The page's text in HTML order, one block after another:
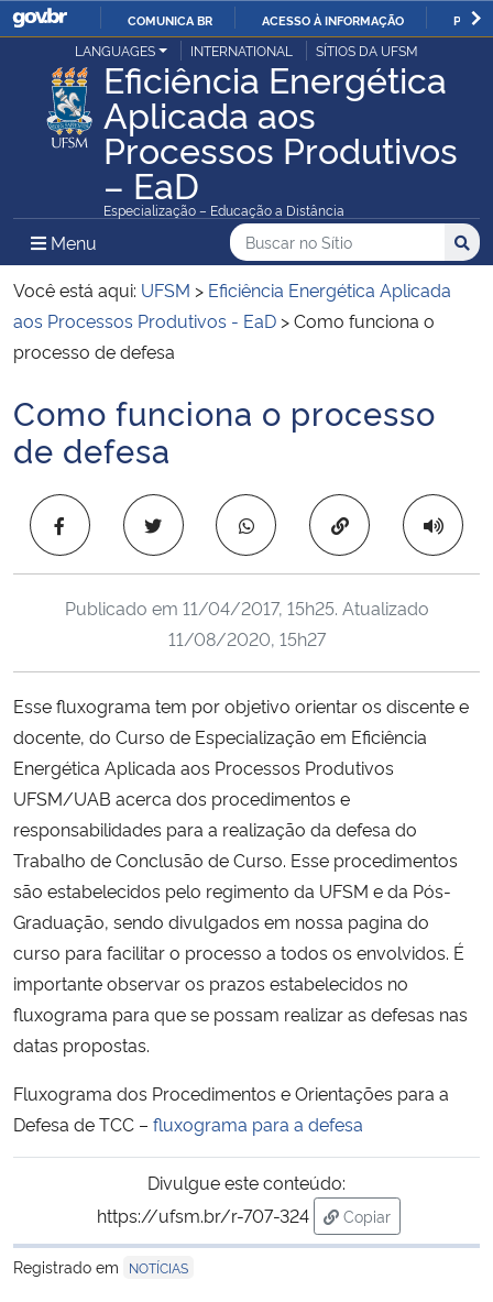
IR
PARA
O
CONTEÚDO
COMUNICA BR ACESSO À INFORMAÇÃO
Ministério da Justiça e Segurança Pública
Ministério da Defesa
Ministério das Relações Exteriores
Ministério da Educação
Ministério da Cidadania
Ministério da Saúde
Ministério do Meio Ambiente
Ministério do Turismo
Ministério do Desenvolvimento Regional
Controladoria-Geral da União
Ministério da Mulher, da Família e dos Direitos Humanos
Secretaria-Geral
Secretaria de Governo
Gabinete de Segurança Institucional
Advocacia-Geral da União
Banco Central do Brasil
LANGUAGES INTERNATIONAL SÍTIOS DA UFSM
Eficiência Energética
Aplicada aos
Processos Produtivos
– EaD
Especialização – Educação a Distância
Menu Menu Principal do Sítio
Busca
Buscar no no Sítio
Busca:
Você está aqui: UFSM > Eficiência Energética Aplicada
aos Processos Produtivos - EaD >Como funciona o
processo de defesa
Início do conteúdo
Como funciona o processo
de defesa
Copiar para área
Publicado em 11/04/2017, 15h25. Atualizado
11/08/2020, 15h27
Esse fluxograma tem por objetivo orientar os discente e
docente, do Curso de Especialização em Eficiência
Energética Aplicada aos Processos Produtivos
UFSM/UAB acerca dos procedimentos e
responsabilidades para a realização da defesa do
Trabalho de Conclusão de Curso. Esse procedimentos
são estabelecidos pelo regimento da UFSM e da Pós-
Graduação, sendo divulgados em nossa pagina do
curso para facilitar o processo a todos os envolvidos. É
importante observar os prazos estabelecidos no
fluxograma para que se possam realizar as defesas nas
datas propostas.
Fluxograma dos Procedimentos e Orientações para a
Defesa de TCC – fluxograma para a defesa
Divulgue este conteúdo:
https://ufsm.br/r-707-324
Copiar
para área de
Registrado em
NOTÍCIAS